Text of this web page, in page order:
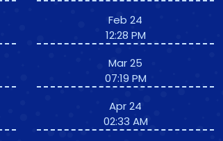
Feb 24
12:28 PM
Mar 25
07:19 PM
Apr 24
02:33 AM